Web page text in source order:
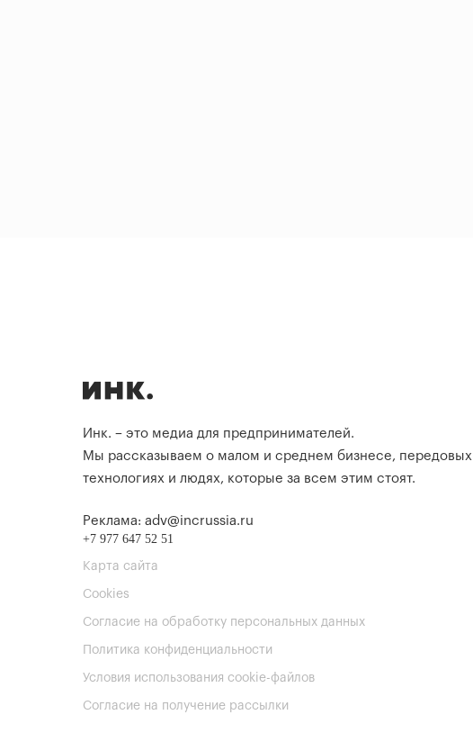
Инк. – это медиа для предпринимателей.
Мы рассказываем о малом и среднем бизнесе, передовых
технологиях и людях, которые за всем этим стоят.
Реклама: adv@incrussia.ru
+7 977 647 52 51
Карта сайта
Cookies
Согласие на обработку персональных данных
Политика конфиденциальности
Условия использования cookie-файлов
Согласие на получение рассылки